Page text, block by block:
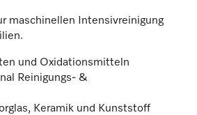
maschinellen Intensivreinigung
und Oxidationsmitteln
Reinigungs- &
Keramik und Kunststoff